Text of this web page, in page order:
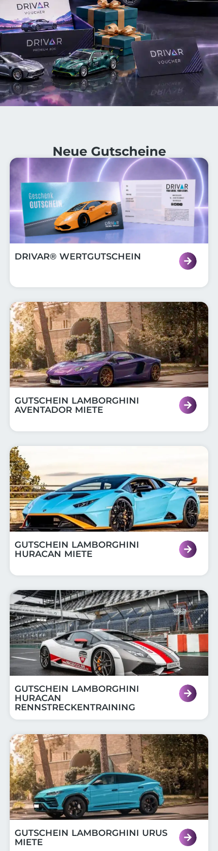
Neue Gutscheine
DRIVAR® WERTGUTSCHEIN
GUTSCHEIN LAMBORGHINI
AVENTADOR MIETE
GUTSCHEIN LAMBORGHINI
HURACAN MIETE
GUTSCHEIN LAMBORGHINI
HURACAN
RENNSTRECKENTRAINING
GUTSCHEIN LAMBORGHINI URUS
MIETE